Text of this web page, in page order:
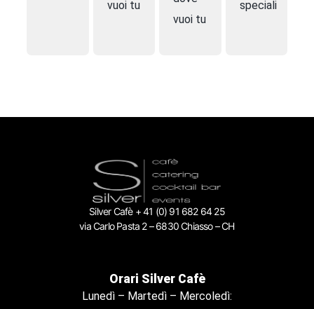
vuoi tu
vuoi tu
speciali
Silver Cafè + 41 (0) 91 682 64 25
via Carlo Pasta 2 – 6830 Chiasso – CH
Orari Silver Cafè
Lunedì – Martedì – Mercoledì: